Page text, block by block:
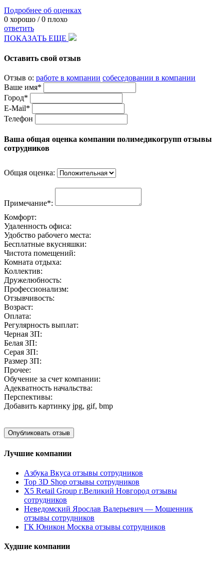
Подробнее об оценках
0 хорошо /0 плохо
ответить
ПОКАЗАТЬ ЕЩЕ
Оставить свой отзыв
Отзыв о: работе в компании собеседовании в компании
Ваше имя*
Город*
E-Mail*
Телефон
Ваша общая оценка компании полимедикогрупп отзывы
сотрудников
Общая оценка:
Примечание*:
Комфорт:
Удаленность офиса:
Удобство рабочего места:
Бесплатные вкусняшки:
Чистота помещений:
Комната отдыха:
Коллектив:
Дружелюбность:
Профессионализм:
Отзывчивость:
Возраст:
Оплата:
Регулярность выплат:
Черная ЗП:
Белая ЗП:
Серая ЗП:
Размер ЗП:
Прочее:
Обучение за счет компании:
Адекватность начальства:
Перспективы:
Добавить картинку jpg, gif, bmp
Лучшие компании
Азбука Вкуса отзывы сотрудников
Top 3D Shop отзывы сотрудников
X5 Retail Group г.Великий Новгород отзывы
сотрудников
Неведомский Ярослав Валерьевич — Мошенник
отзывы сотрудников
ГК Юникон Москва отзывы сотрудников
Худшие компании